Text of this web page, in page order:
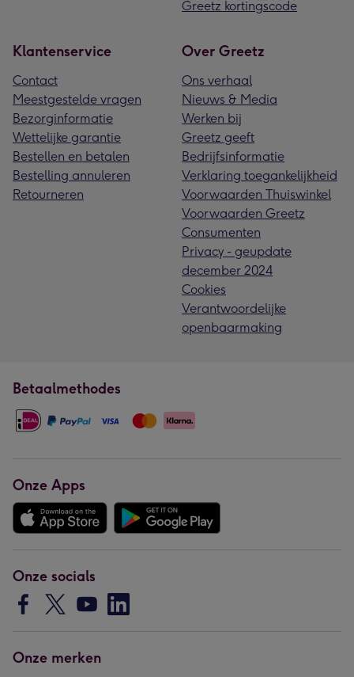
Greetz kortingscode
Klantenservice
Contact
Meestgestelde vragen
Bezorginformatie
Wettelijke garantie
Bestellen en betalen
Bestelling annuleren
Retourneren
Over Greetz
Ons verhaal
Nieuws & Media
Werken bij
Greetz geeft
Bedrijfsinformatie
Verklaring toegankelijkheid
Voorwaarden Thuiswinkel
Voorwaarden Greetz
Consumenten
Privacy - geupdate
december 2024
Cookies
Verantwoordelijke
openbaarmaking
Betaalmethodes
Onze Apps
Onze socials
Onze merken